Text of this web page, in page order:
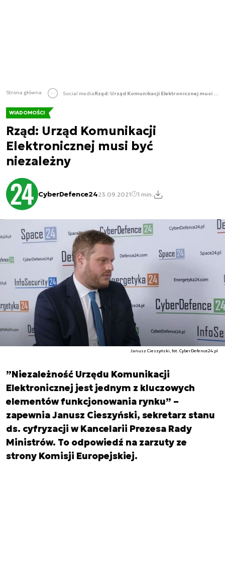
Strona główna Social media Rząd: Urząd Komunikacji Elektronicznej musi być niezależny
WIADOMOŚCI
Rząd: Urząd Komunikacji
Elektronicznej musi być
niezależny
CyberDefence2423.09.2021 1 min.
Janusz Cieszyński, fot. CyberDefence24.pl
”Niezależność Urzędu Komunikacji
Elektronicznej jest jednym z kluczowych
elementów funkcjonowania rynku” –
zapewnia Janusz Cieszyński, sekretarz stanu
ds. cyfryzacji w Kancelarii Prezesa Rady
Ministrów. To odpowiedź na zarzuty ze
strony Komisji Europejskiej.